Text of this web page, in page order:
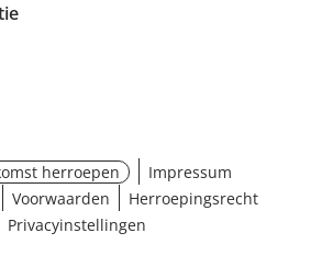
herroepen
Impressum
Voorwaarden
Herroepingsrecht
Privacyinstellingen